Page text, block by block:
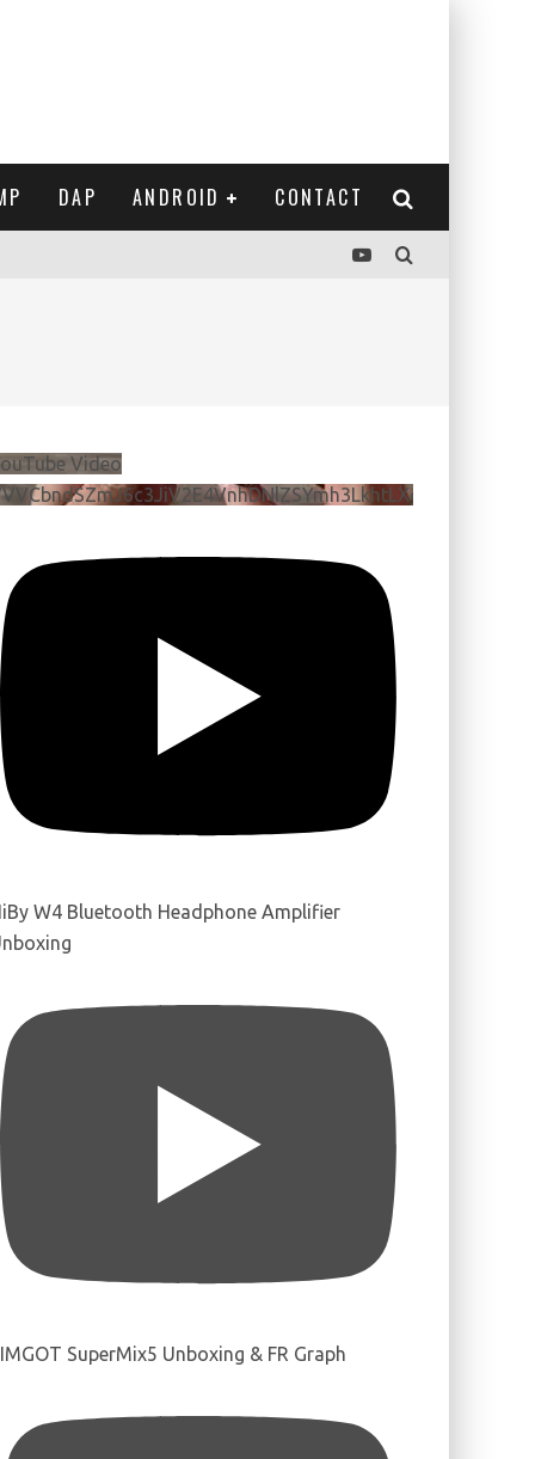
DAP ANDROID CONTACT
Video
W4 Bluetooth Headphone Amplifier
SuperMix5 Unboxing & FR Graph